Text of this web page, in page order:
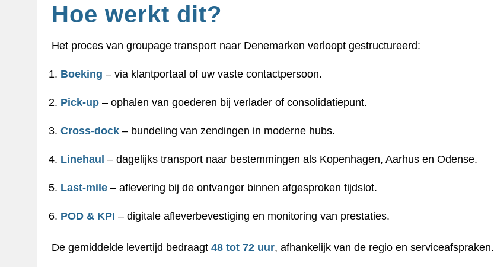
Hoe werkt dit?
Het proces van groupage transport naar Denemarken verloopt gestructureerd:
Boeking – via klantportaal of uw vaste contactpersoon.
Pick-up – ophalen van goederen bij verlader of consolidatiepunt.
Cross-dock – bundeling van zendingen in moderne hubs.
Linehaul – dagelijks transport naar bestemmingen als Kopenhagen, Aarhus en Odense.
Last-mile – aflevering bij de ontvanger binnen afgesproken tijdslot.
POD & KPI – digitale afleverbevestiging en monitoring van prestaties.
De gemiddelde levertijd bedraagt 48 tot 72 uur, afhankelijk van de regio en serviceafspraken.